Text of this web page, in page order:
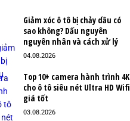
Giảm xóc ô tô bị chảy dầu có
sao không? Dấu nguyên
nguyên nhân và cách xử lý
04.08.2026
Top 10+ camera hành trình 4K
cho ô tô siêu nét Ultra HD Wifi
giá tốt
03.08.2026